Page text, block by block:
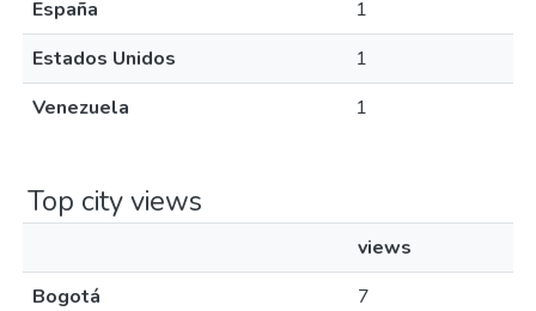
España
1
Estados Unidos
1
Venezuela
1
Top city views
views
Bogotá
7